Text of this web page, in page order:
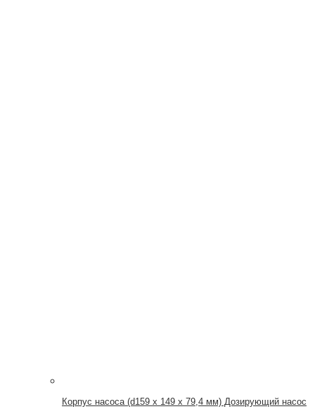
Корпус насоса (d159 x 149 x 79,4 мм) Дозирующий насос